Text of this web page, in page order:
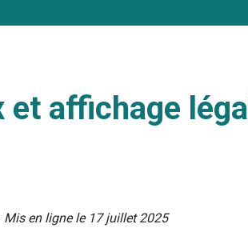
affichage légal
Mis en ligne le 17 juillet 2025